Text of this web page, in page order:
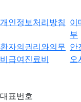
개인정보처리방침 이
부
환자의권리와의무 안
비급여진료비
오
대표번호